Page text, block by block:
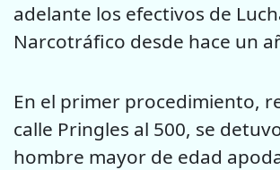
adelante los efectivos de
Narcotráfico desde hace un
En el primer procedimiento,
calle Pringles al 500, se
hombre mayor de edad